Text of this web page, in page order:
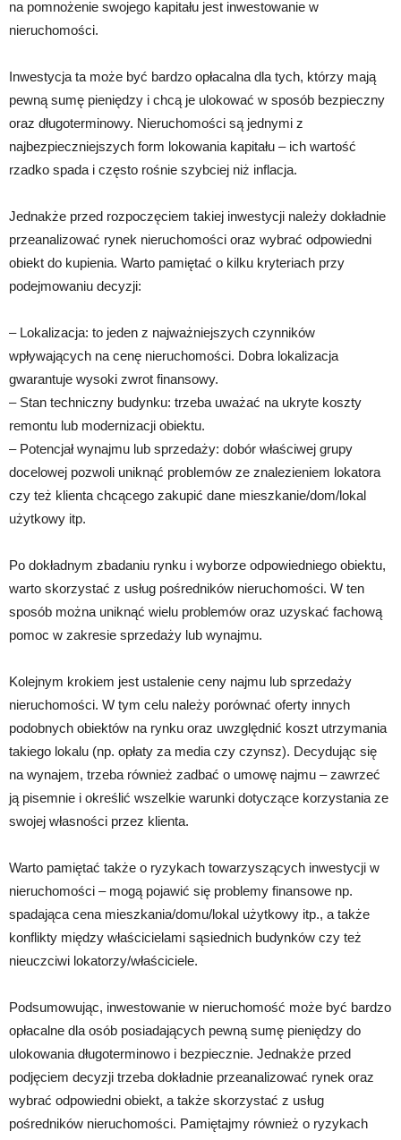
na pomnożenie swojego kapitału jest inwestowanie w
nieruchomości.
Inwestycja ta może być bardzo opłacalna dla tych, którzy mają
pewną sumę pieniędzy i chcą je ulokować w sposób bezpieczny
oraz długoterminowy. Nieruchomości są jednymi z
najbezpieczniejszych form lokowania kapitału – ich wartość
rzadko spada i często rośnie szybciej niż inflacja.
Jednakże przed rozpoczęciem takiej inwestycji należy dokładnie
przeanalizować rynek nieruchomości oraz wybrać odpowiedni
obiekt do kupienia. Warto pamiętać o kilku kryteriach przy
podejmowaniu decyzji:
– Lokalizacja: to jeden z najważniejszych czynników
wpływających na cenę nieruchomości. Dobra lokalizacja
gwarantuje wysoki zwrot finansowy.
– Stan techniczny budynku: trzeba uważać na ukryte koszty
remontu lub modernizacji obiektu.
– Potencjał wynajmu lub sprzedaży: dobór właściwej grupy
docelowej pozwoli uniknąć problemów ze znalezieniem lokatora
czy też klienta chcącego zakupić dane mieszkanie/dom/lokal
użytkowy itp.
Po dokładnym zbadaniu rynku i wyborze odpowiedniego obiektu,
warto skorzystać z usług pośredników nieruchomości. W ten
sposób można uniknąć wielu problemów oraz uzyskać fachową
pomoc w zakresie sprzedaży lub wynajmu.
Kolejnym krokiem jest ustalenie ceny najmu lub sprzedaży
nieruchomości. W tym celu należy porównać oferty innych
podobnych obiektów na rynku oraz uwzględnić koszt utrzymania
takiego lokalu (np. opłaty za media czy czynsz). Decydując się
na wynajem, trzeba również zadbać o umowę najmu – zawrzeć
ją pisemnie i określić wszelkie warunki dotyczące korzystania ze
swojej własności przez klienta.
Warto pamiętać także o ryzykach towarzyszących inwestycji w
nieruchomości – mogą pojawić się problemy finansowe np.
spadająca cena mieszkania/domu/lokal użytkowy itp., a także
konflikty między właścicielami sąsiednich budynków czy też
nieuczciwi lokatorzy/właściciele.
Podsumowując, inwestowanie w nieruchomość może być bardzo
opłacalne dla osób posiadających pewną sumę pieniędzy do
ulokowania długoterminowo i bezpiecznie. Jednakże przed
podjęciem decyzji trzeba dokładnie przeanalizować rynek oraz
wybrać odpowiedni obiekt, a także skorzystać z usług
pośredników nieruchomości. Pamiętajmy również o ryzykach